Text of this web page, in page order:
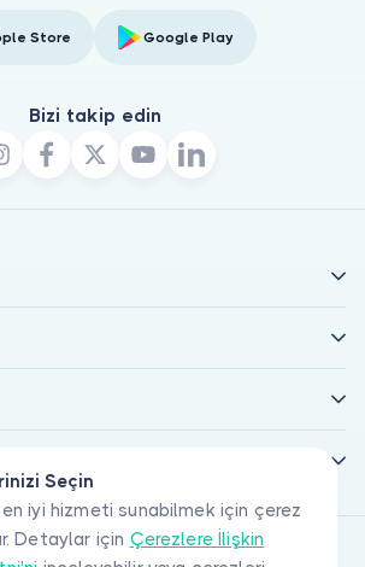
Seçin
iyi hizmeti sunabilmek için çerez
Detaylar için Çerezlere İlişkin
Store Google Play
Bizi takip edin